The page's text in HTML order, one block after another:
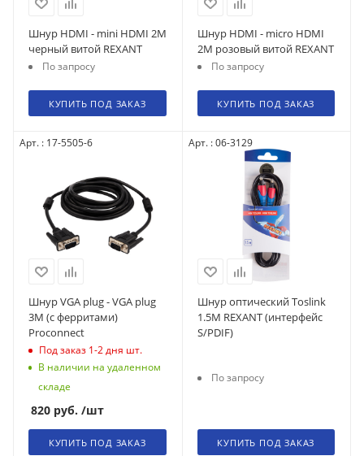
Шнур HDMI - mini HDMI 2М
черный витой REXANT
По запросу
КУПИТЬ ПОД ЗАКАЗ
Шнур HDMI - micro HDMI
2М розовый витой REXANT
По запросу
КУПИТЬ ПОД ЗАКАЗ
Арт. : 17-5505-6
Шнур VGA plug - VGA plug
3М (с ферритами)
Proconnect
Под заказ 1-2 дня шт.
В наличии на удаленном
складе
820 руб. /шт
КУПИТЬ ПОД ЗАКАЗ
Арт. : 06-3129
Шнур оптический Toslink
1.5М REXANT (интерфейс
S/PDIF)
По запросу
КУПИТЬ ПОД ЗАКАЗ